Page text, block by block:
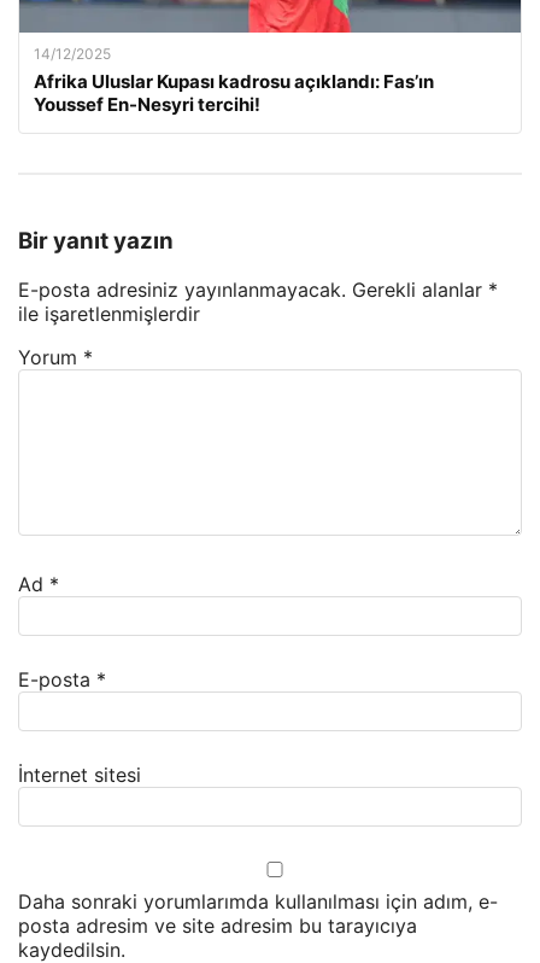
14/12/2025
Afrika Uluslar Kupası kadrosu açıklandı: Fas’ın
Youssef En-Nesyri tercihi!
Bir yanıt yazın
E-posta adresiniz yayınlanmayacak. Gerekli alanlar *
ile işaretlenmişlerdir
Yorum *
Ad *
E-posta *
İnternet sitesi
Daha sonraki yorumlarımda kullanılması için adım, e-
posta adresim ve site adresim bu tarayıcıya
kaydedilsin.